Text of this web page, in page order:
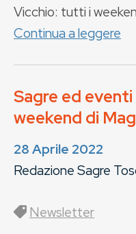
Vicchio: tutti i
Continua a leggere
Sagre ed
weekend di
28 Aprile 2022
Redazione Sagre
Newsletter